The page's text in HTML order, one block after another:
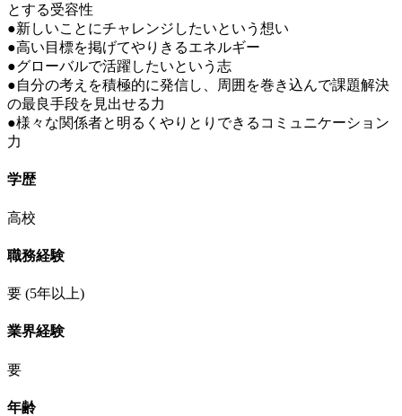
とする受容性
●新しいことにチャレンジしたいという想い
●高い目標を掲げてやりきるエネルギー
●グローバルで活躍したいという志
●自分の考えを積極的に発信し、周囲を巻き込んで課題解決
の最良手段を見出せる力
●様々な関係者と明るくやりとりできるコミュニケーション
力
学歴
高校
職務経験
要 (5年以上)
業界経験
要
年齢